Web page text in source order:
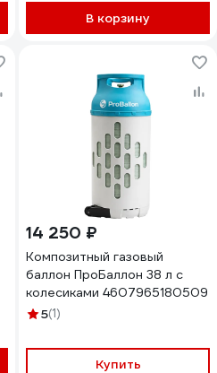
В корзину
14 250 ₽
Композитный газовый
баллон ПроБаллон 38 л с
колесиками 4607965180509
5(1)
Купить